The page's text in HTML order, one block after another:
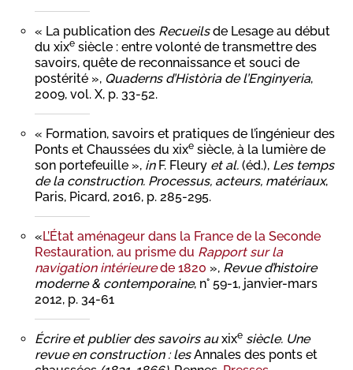
« La publication des Recueilsde Lesage au début
du xixe siècle : entre volonté de transmettre des
savoirs, quête de reconnaissance et souci de
postérité », Quaderns d’Història de l’Enginyeria,
2009, vol. X, p. 33-52.
« Formation, savoirs et pratiques de l’ingénieur des
Ponts et Chaussées du xixe siècle, à la lumière de
son portefeuille », in F. Fleury et al. (éd.), Les temps
de la construction. Processus, acteurs, matériaux,
Paris, Picard, 2016, p. 285-295.
«L’État aménageur dans la France de la Seconde
Restauration, au prisme du Rapport sur la
navigation intérieurede 1820 », Revue d’histoire
moderne & contemporaine, n° 59-1, janvier-mars
2012, p. 34-61
Écrire et publier des savoirs auxixe siècle. Une
revue en construction : lesAnnales des ponts et